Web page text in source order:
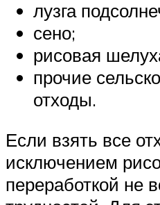
лузга
сено;
рисовая
прочие
отходы.
Если взять все
исключением
переработкой не